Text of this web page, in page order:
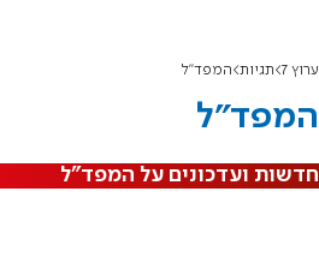
ערוץ 7 תגיות המפד"ל
המפד"ל
חדשות ועדכונים על המפד"ל